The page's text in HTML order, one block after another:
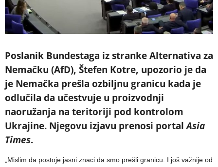
Poslanik Bundestaga iz stranke Alternativa za
Nemačku (AfD), Štefen Kotre, upozorio je da
je Nemačka prešla ozbiljnu granicu kada je
odlučila da učestvuje u proizvodnji
naoružanja na teritoriji pod kontrolom
Ukrajine. Njegovu izjavu prenosi portalAsia
Times.
„Mislim da postoje jasni znaci da smo prešli granicu. I još važnije od